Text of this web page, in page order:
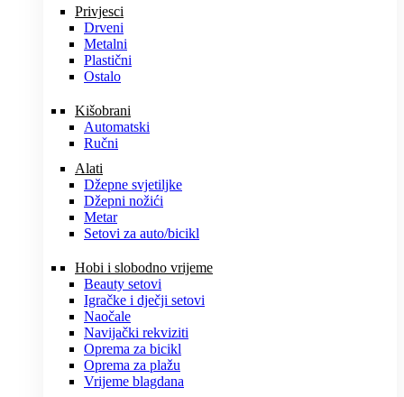
Privjesci
Drveni
Metalni
Plastični
Ostalo
Kišobrani
Automatski
Ručni
Alati
Džepne svjetiljke
Džepni nožići
Metar
Setovi za auto/bicikl
Hobi i slobodno vrijeme
Beauty setovi
Igračke i dječji setovi
Naočale
Navijački rekviziti
Oprema za bicikl
Oprema za plažu
Vrijeme blagdana